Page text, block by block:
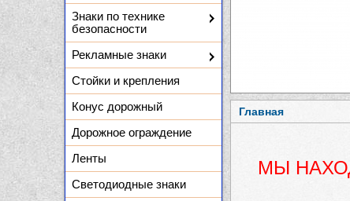
Знаки по технике
безопасности
Рекламные знаки
Стойки и крепления
Конус дорожный
Дорожное ограждение
Ленты
Светодиодные знаки
Главная
МЫ